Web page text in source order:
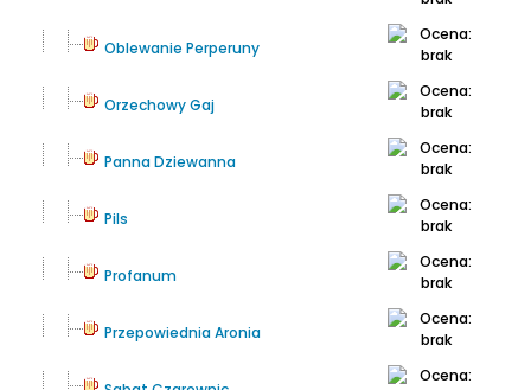
Oblewanie Perperuny
Orzechowy Gaj
Panna Dziewanna
Pils
Profanum
Przepowiednia Aronia